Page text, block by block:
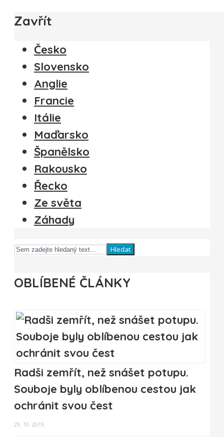
Zavřít
Česko
Slovensko
Anglie
Francie
Itálie
Maďarsko
Španělsko
Rakousko
Řecko
Ze světa
Záhady
Hledat
OBLÍBENÉ ČLÁNKY
Radši zemřít, než snášet potupu.
Souboje byly oblíbenou cestou jak
ochránit svou čest
29. 10. 2019